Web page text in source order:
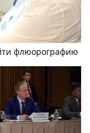
флюорографию